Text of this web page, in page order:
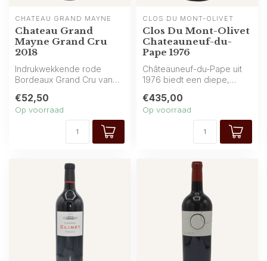
CHÂTEAU GRAND MAYNE
Chateau Grand
Mayne Grand Cru
2018
Indrukwekkende rode
Bordeaux Grand Cru van
Grand Mayne ...
€52,50
Op voorraad
CLOS DU MONT-OLIVET
Clos Du Mont-Olivet
Chateauneuf-du-
Pape 1976
Châteauneuf-du-Pape uit
1976 biedt een diepe,
gedroogde v...
€435,00
Op voorraad